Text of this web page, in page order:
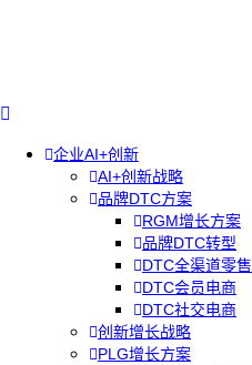
企业AI+创新
AI+创新战略
品牌DTC方案
RGM增长方案
品牌DTC转型
DTC全渠道零售
DTC会员电商
DTC社交电商
创新增长战略
PLG增长方案